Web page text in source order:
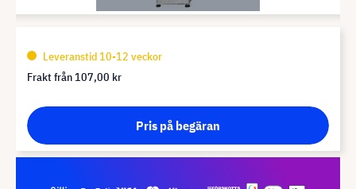
Leveranstid 10-12 veckor
Frakt från 107,00 kr
Pris på begäran